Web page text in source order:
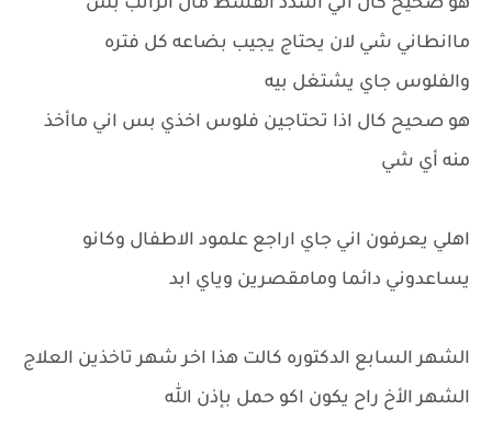
هو صحيح كال اني اسدد القسط مال الراتب بس
ماانطاني شي لان يحتاج يجيب بضاعه كل فتره
والفلوس جاي يشتغل بيه
هو صحيح كال اذا تحتاجين فلوس اخذي بس اني ماأخذ
منه أي شي
اهلي يعرفون اني جاي اراجع علمود الاطفال وكانو
يساعدوني دائما ومامقصرين وياي ابد
الشهر السابع الدكتوره كالت هذا اخر شهر تاخذين العلاج
الشهر الأخ راح يكون اكو حمل بإذن الله